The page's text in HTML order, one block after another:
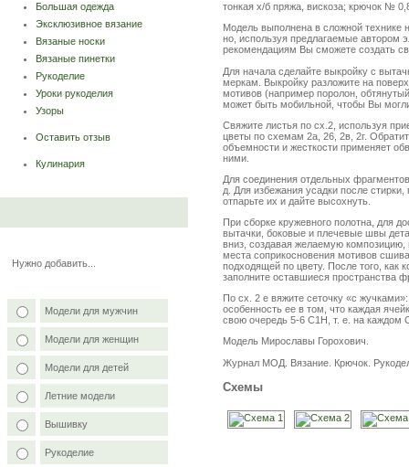
Большая одежда
Эксклюзивное вязание
Вязаные носки
Вязаные пинетки
Рукоделие
Уроки рукоделия
Узоры
Оставить отзыв
Кулинария
Нужно добавить...
Модели для мужчин
Модели для женщин
Модели для детей
Летние модели
Вышивку
Рукоделие
тонкая х/б пряжа, вискоза; крючок №
Модель выполнена в сложной технике
но, используя предлагаемые
рекомендациям Вы сможете создать
Для начала сделайте выкройку с
меркам. Выкройку разложите на
мотивов (например поролон,
может быть мобильной, чтобы Вы
Свяжите листья по сх.2, используя
цветы по схемам 2а, 26, 2в, 2г.
объемности и жесткости применяет
ними.
Для соединения отдельных
д. Для избежания усадки после
отпарьте их и дайте высохнуть.
При сборке кружевного полотна, для
вытачки, боковые и плечевые швы
вниз, создавая желаемую
места соприкосновения мотивов
подходящей по цвету. После того, как
заполните оставшиеся пространства
По сх. 2 е вяжите сеточку «с
особенность ее в том, что каждая
свою очередь 5-6 С1Н, т. е. на
Модель Мирославы Горохович.
Журнал МОД. Вязание. Крючок.
Схемы